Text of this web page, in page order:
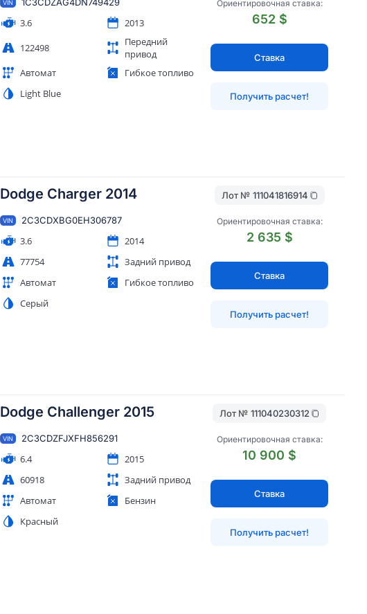
VIN
3.6
2013
122498
Передний
привод
Автомат
Гибкое топливо
Light Blue
Ориентировочная ставка:
652 $
Ставка
Получить расчет!
Dodge Charger 2014
VIN 2C3CDXBG0EH306787
3.6
2014
77754
Задний привод
Автомат
Гибкое топливо
Серый
Лот № 111041816914
Ориентировочная ставка:
2 635 $
Ставка
Получить расчет!
Dodge Challenger 2015
VIN 2C3CDZFJXFH856291
6.4
2015
60918
Задний привод
Автомат
Бензин
Красный
Лот № 111040230312
Ориентировочная ставка:
10 900 $
Ставка
Получить расчет!